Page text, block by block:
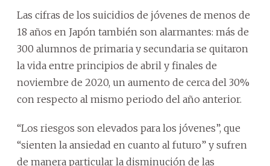
Las cifras de los suicidios de jóvenes de menos de
18 años en Japón también son alarmantes: más de
300 alumnos de primaria y secundaria se quitaron
la vida entre principios de abril y finales de
noviembre de 2020, un aumento de cerca del 30%
con respecto al mismo periodo del año anterior.
“Los riesgos son elevados para los jóvenes”, que
“sienten la ansiedad en cuanto al futuro” y sufren
de manera particular la disminución de las